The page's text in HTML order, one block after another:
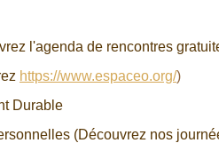
l'agenda de rencontres
https://www.espaceo.org/)
Durable
(Découvrez nos